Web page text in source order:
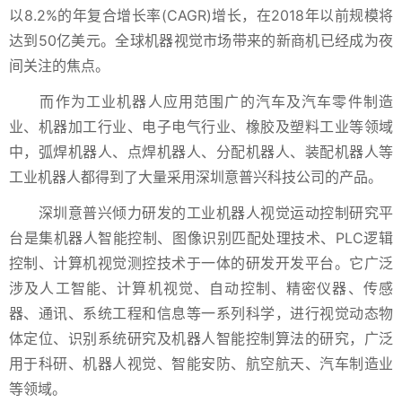
以8.2%的年复合增长率(CAGR)增长，在2018年以前规模将
达到50亿美元。全球机器视觉市场带来的新商机已经成为夜
间关注的焦点。
而作为工业机器人应用范围广的汽车及汽车零件制造
业、机器加工行业、电子电气行业、橡胶及塑料工业等领域
中，弧焊机器人、点焊机器人、分配机器人、装配机器人等
工业机器人都得到了大量采用深圳意普兴科技公司的产品。
深圳意普兴倾力研发的工业机器人视觉运动控制研究平
台是集机器人智能控制、图像识别匹配处理技术、PLC逻辑
控制、计算机视觉测控技术于一体的研发开发平台。它广泛
涉及人工智能、计算机视觉、自动控制、精密仪器、传感
器、通讯、系统工程和信息等一系列科学，进行视觉动态物
体定位、识别系统研究及机器人智能控制算法的研究，广泛
用于科研、机器人视觉、智能安防、航空航天、汽车制造业
等领域。